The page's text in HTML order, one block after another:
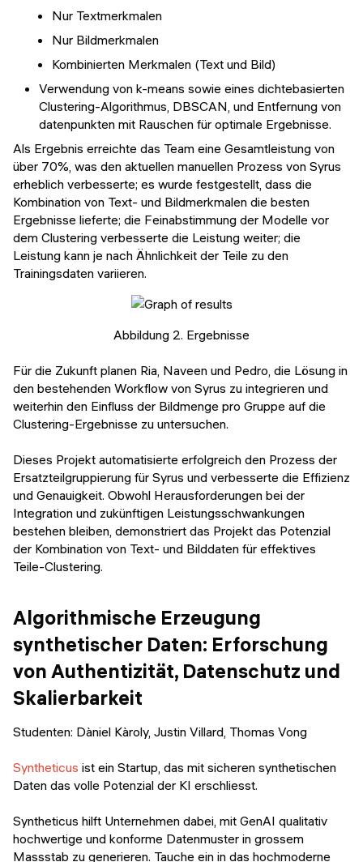
Nur Textmerkmalen
Nur Bildmerkmalen
Kombinierten Merkmalen (Text und Bild)
Verwendung von k-means sowie eines dichtebasierten
Clustering-Algorithmus, DBSCAN, und Entfernung von
datenpunkten mit Rauschen für optimale Ergebnisse.
Als Ergebnis erreichte das Team eine Gesamtleistung von
über 70%, was den aktuellen manuellen Prozess von Syrus
erheblich verbesserte; es wurde festgestellt, dass die
Kombination von Text- und Bildmerkmalen die besten
Ergebnisse lieferte; die Feinabstimmung der Modelle vor
dem Clustering verbesserte die Leistung weiter; die
Leistung kann je nach Ähnlichkeit der Teile zu den
Trainingsdaten variieren.
Abbildung 2. Ergebnisse
Für die Zukunft planen Ria, Naveen und Pedro, die Lösung in
den bestehenden Workflow von Syrus zu integrieren und
weiterhin den Einfluss der Bildmenge pro Gruppe auf die
Clustering-Ergebnisse zu untersuchen.
Dieses Projekt automatisierte erfolgreich den Prozess der
Ersatzteilgruppierung für Syrus und verbesserte die Effizienz
und Genauigkeit. Obwohl Herausforderungen bei der
Integration und zukünftigen Leistungsschwankungen
bestehen bleiben, demonstriert das Projekt das Potenzial
der Kombination von Text- und Bilddaten für effektives
Teile-Clustering.
Algorithmische Erzeugung
synthetischer Daten: Erforschung
von Authentizität, Datenschutz und
Skalierbarkeit
Studenten: Dàniel Kàroly, Justin Villard, Thomas Vong
Syntheticus ist ein Startup, das mit sicheren synthetischen
Daten das volle Potenzial der KI erschliesst.
Syntheticus hilft Unternehmen dabei, mit GenAI qualitativ
hochwertige und konforme Datenmuster in grossem
Massstab zu generieren. Tauche ein in das hochmoderne